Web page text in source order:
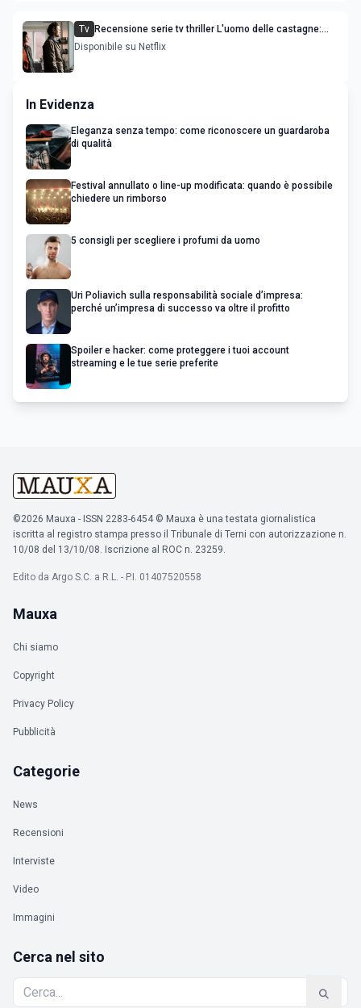
Tv Recensione serie tv thriller L'uomo delle castagne:
Nascondino
Disponibile su Netflix
In Evidenza
Eleganza senza tempo: come riconoscere un guardaroba
di qualità
Festival annullato o line-up modificata: quando è possibile
chiedere un rimborso
5 consigli per scegliere i profumi da uomo
Uri Poliavich sulla responsabilità sociale d’impresa:
perché un’impresa di successo va oltre il profitto
Spoiler e hacker: come proteggere i tuoi account
streaming e le tue serie preferite
©2026 Mauxa - ISSN 2283-6454 © Mauxa è una testata giornalistica
iscritta al registro stampa presso il Tribunale di Terni con autorizzazione n.
10/08 del 13/10/08. Iscrizione al ROC n. 23259.
Edito da Argo S.C. a R.L. - P.I. 01407520558
Mauxa
Chi siamo
Copyright
Privacy Policy
Pubblicità
Categorie
News
Recensioni
Interviste
Video
Immagini
Cerca nel sito